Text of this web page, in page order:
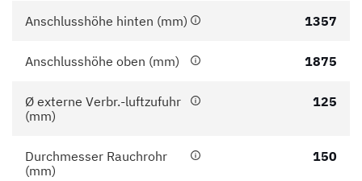
Anschlusshöhe hinten (mm) 1357
Anschlusshöhe oben (mm) 1875
Ø externe Verbr.-luftzufuhr
(mm)
125
Durchmesser Rauchrohr
(mm)
150